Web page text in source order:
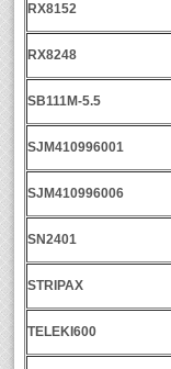
RX8152
RX8248
SB111M-5.5
SJM410996001
SJM410996006
SN2401
STRIPAX
TELEKI600